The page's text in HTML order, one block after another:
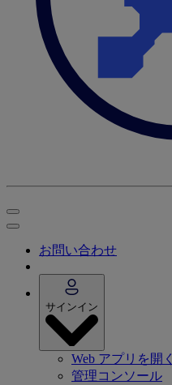
お問い合わせ
サインイン
Web アプリを開く
管理コンソール